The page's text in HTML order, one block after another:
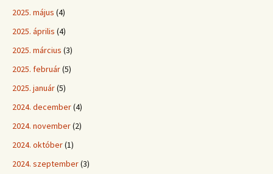
2025. május (4)
2025. április (4)
2025. március (3)
2025. február(5)
2025. január(5)
2024. december(4)
2024. november(2)
2024. október(1)
2024. szeptember(3)